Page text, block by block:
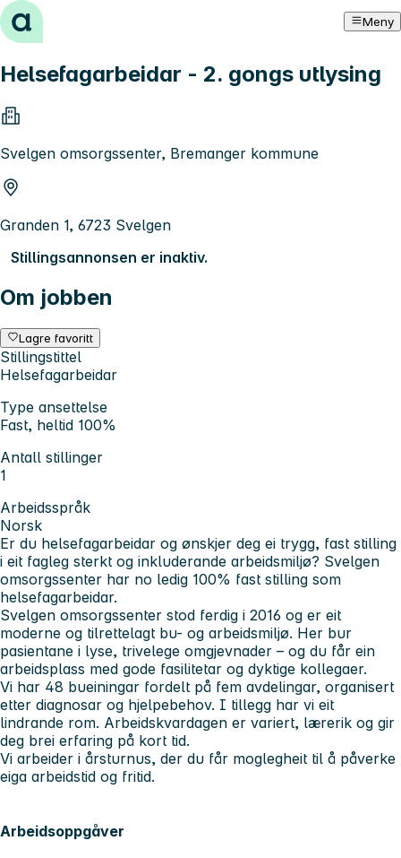
Hopp til innhold Meny
Helsefagarbeidar - 2. gongs utlysing
Svelgen omsorgssenter, Bremanger kommune
Granden 1, 6723 Svelgen
Stillingsannonsen er inaktiv.
Om jobben
Lagre favoritt
Stillingstittel
Helsefagarbeidar
Type ansettelse
Fast, heltid 100%
Antall stillinger
1
Arbeidsspråk
Norsk
Er du helsefagarbeidar og ønskjer deg ei trygg, fast stilling
i eit fagleg sterkt og inkluderande arbeidsmiljø? Svelgen
omsorgssenter har no ledig 100% fast stilling som
helsefagarbeidar.
Svelgen omsorgssenter stod ferdig i 2016 og er eit
moderne og tilrettelagt bu- og arbeidsmiljø. Her bur
pasientane i lyse, trivelege omgjevnader – og du får ein
arbeidsplass med gode fasilitetar og dyktige kollegaer.
Vi har 48 bueiningar fordelt på fem avdelingar, organisert
etter diagnosar og hjelpebehov. I tillegg har vi eit
lindrande rom. Arbeidskvardagen er variert, lærerik og gir
deg brei erfaring på kort tid.
Vi arbeider i årsturnus, der du får moglegheit til å påverke
eiga arbeidstid og fritid.
Arbeidsoppgåver